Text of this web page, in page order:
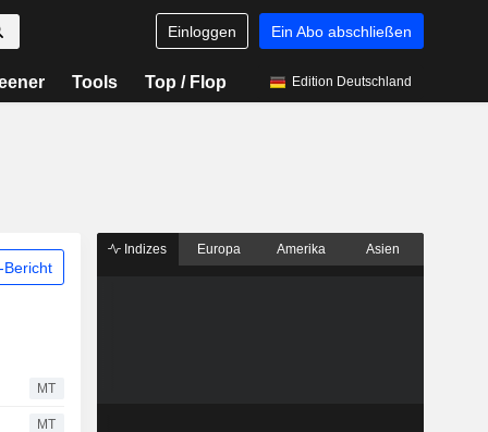
Einloggen Ein Abo abschließen
Tools Top / Flop Edition Deutschland
Bericht
MT
MT
Indizes Europa Amerika Asien